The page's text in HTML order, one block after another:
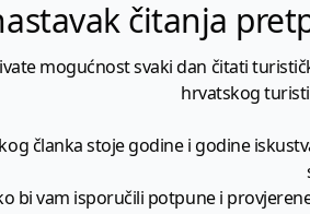
čitanja
mogućnost svaki dan čitati
hrvatskog
članka stoje godine i godine
bi vam isporučili potpune i